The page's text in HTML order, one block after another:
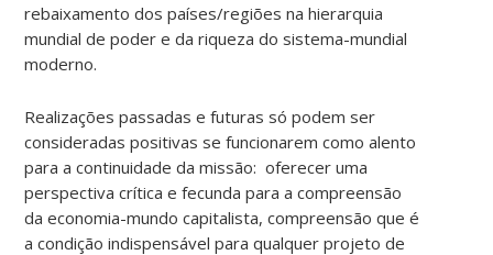
rebaixamento dos países/regiões na hierarquia
mundial de poder e da riqueza do sistema-mundial
moderno.
Realizações passadas e futuras só podem ser
consideradas positivas se funcionarem como alento
para a continuidade da missão: oferecer uma
perspectiva crítica e fecunda para a compreensão
da economia-mundo capitalista, compreensão que é
a condição indispensável para qualquer projeto de